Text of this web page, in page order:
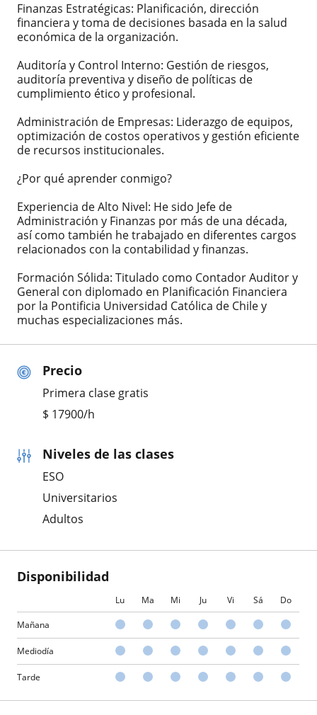
Precio
Primera clase gratis
$ 17900/h
Niveles de las clases
ESO
Universitarios
Adultos
Disponibilidad
Lu Ma Mi Ju Vi Sá Do
Mañana
Mediodía
Tarde
Finanzas Estratégicas: Planificación, dirección
financiera y toma de decisiones basada en la salud
económica de la organización.
Auditoría y Control Interno: Gestión de riesgos,
auditoría preventiva y diseño de políticas de
cumplimiento ético y profesional.
Administración de Empresas: Liderazgo de equipos,
optimización de costos operativos y gestión eficiente
de recursos institucionales.
¿Por qué aprender conmigo?
Experiencia de Alto Nivel: He sido Jefe de
Administración y Finanzas por más de una década,
así como también he trabajado en diferentes cargos
relacionados con la contabilidad y finanzas.
Formación Sólida: Titulado como Contador Auditor y
General con diplomado en Planificación Financiera
por la Pontificia Universidad Católica de Chile y
muchas especializaciones más.